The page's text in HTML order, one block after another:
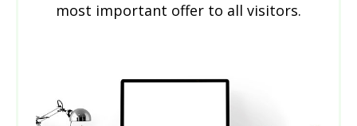
most important offer to all visitors.